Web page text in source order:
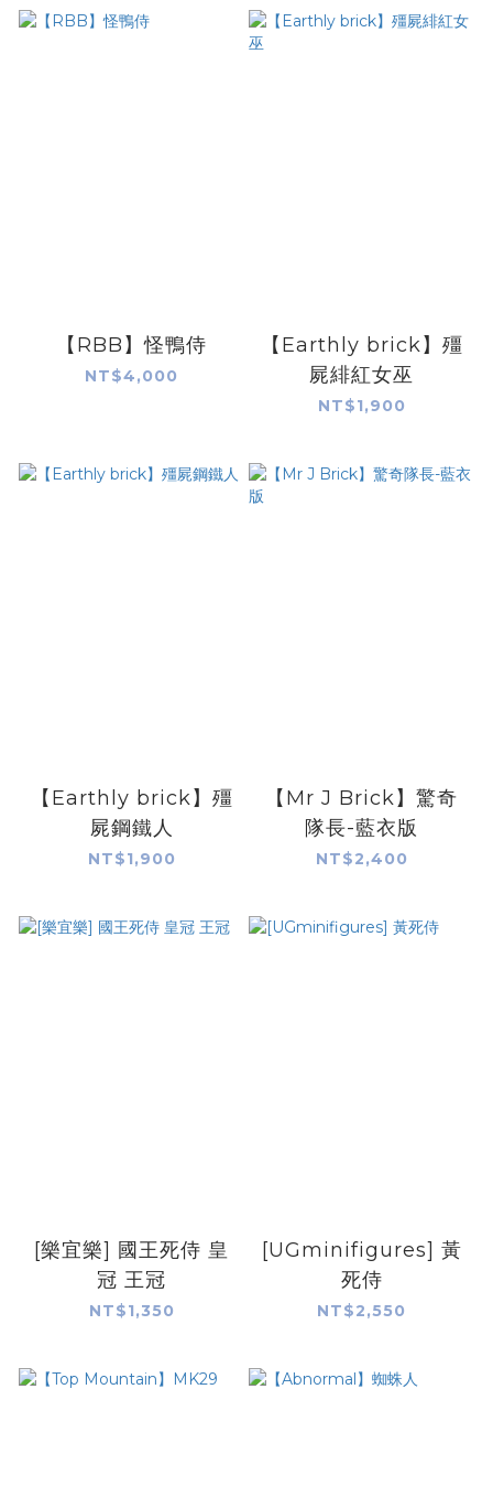
【RBB】怪鴨侍
NT$4,000
【Earthly brick】殭
屍緋紅女巫
NT$1,900
【Earthly brick】殭
屍鋼鐵人
NT$1,900
【Mr J Brick】驚奇
隊長-藍衣版
NT$2,400
[樂宜樂] 國王死侍 皇
冠 王冠
NT$1,350
[UGminifigures] 黃
死侍
NT$2,550